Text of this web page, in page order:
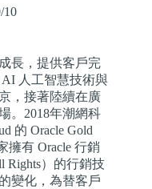
10
長，提供客戶完
人工智慧技術與
，接著陸續在廣
。2018年潮網科
的 Oracle Gold
擁有 Oracle 行銷
Rights）的行銷技
變化，為替客戶